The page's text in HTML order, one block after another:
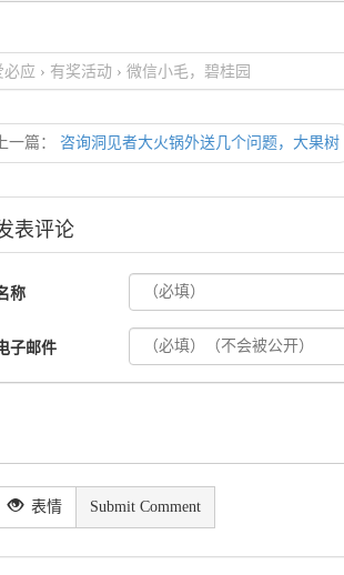
必应 › 有奖活动 › 微信小毛，碧桂园
上一篇： 咨询洞见者大火锅外送几个问题，大果树
表评论
称
子邮件
表情 Submit Comment